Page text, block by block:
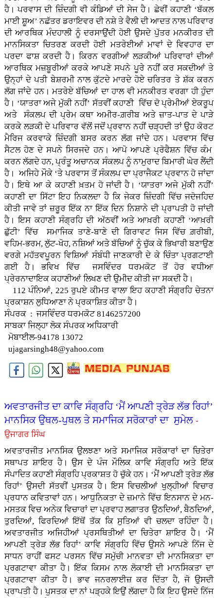
ਹੈ। ਪਰਵਾਸ ਦੀ ਜ਼ਿੰਦਗੀ ਵੀ ਕੰਡਿਆਂ ਦੀ ਸੇਜ ਹੈ। ਛੇਵੀਂ ਕਹਾਣੀ ‘ਬੱਕਲ
ਮਾਈ ਸ਼ੂਅ’ ਨਛੱਤਰ ਡਰਾਇਵਰ ਦੀ ਨਸ਼ੇ ਤੇ ਵੈਲੀ ਦੀ ਆਦਤ ਨਾਲ ਪਰਿਵਾਰ
ਦੀ ਆਰਥਿਕ ਮੰਦਹਾਲੀ ਨੂੰ ਦਰਸਾਉਂਦੀ ਹੋਈ ਉਸਦੇ ਪੁੱਤਰ ਮਨਕੀਰਤ ਦੀ
ਮਾਨਸਿਕਤਾ ਚਿਤਰਣ ਕਰਦੀ ਹੋਈ ਮਤਰੇਈਆਂ ਮਾਵਾਂ ਦੇ ਵਿਵਹਾਰ ਦਾ
ਪਰਦਾ ਫਾਸ਼ ਕਰਦੀ ਹੈ। ਕਿਰਨ ਵਰਗੀਆਂ ਲੜਕੀਆਂ ਪਰਿਵਾਰਾਂ ਦੀਆਂ
ਆਰਥਿਕ ਮਜ਼ਬੂਰੀਆਂ ਕਰਕੇ ਆਪਣੇ ਸਪਨੇ ਪੂਰੇ ਨਹੀਂ ਕਰ ਸਕਦੀਆਂ ਤੇ
ਉਨ੍ਹਾਂ ਦੇ ਪਤੀ ਬੇਸ਼ਰਮੀ ਨਾਲ ਕੁੱਟਦੇ ਮਾਰਦੇ ਹੋਏ ਚਰਿਤਰ ਤੇ ਸ਼ੱਕ ਕਰਨ
ਲੱਗ ਜਾਂਦੇ ਹਨ। ਮਤਰੇਏ ਬੱਚਿਆਂ ਦਾ ਹਾਲ ਵੀ ਮਨਕੀਰਤ ਵਰਗਾ ਹੀ ਹੁੰਦਾ
ਹੈ। ‘ਯਾਤਰਾ ਅਜੇ ਮੁੱਕੀ ਨਹੀਂ’ ਸੱਤਵੀਂ ਕਹਾਣੀ ਵਿੱਚ ਦੋ ਪ੍ਰੇਮੀਆਂ ਏਕਰੂਪ
ਅਤੇ ਸੰਕਲਪ ਦੀ ਪ੍ਰੇਮ ਕਥਾ ਅਮੀਰ-ਗ਼ਰੀਬ ਅਤੇ ਜ਼ਾਤ-ਪਾਤ ਦੇ ਪਾੜੇ
ਕਰਕੇ ਲੜਕੀ ਦੇ ਪਰਿਵਾਰ ਵੱਲੋਂ ਜਦੋਂ ਪ੍ਰਵਾਨ ਨਹੀਂ ਚੜ੍ਹਦੀ ਤਾਂ ਉਹ ਕੋਰਟ
ਮੈਰਿਜ ਕਰਵਾਕੇ ਜ਼ਿੰਦਗੀ ਬਸਰ ਕਰਨ ਲੱਗ ਜਾਂਦੇ ਹਨ। ਪਰਵਾਸ ਵਿੱਚ
ਸੈਟਲ ਹੋਣ ਦੇ ਸਪਨੇ ਸਿਰਜਦੇ ਹਨ। ਆਪੋ ਆਪਣੇ ਪ੍ਰੋਫੈਸ਼ਨ ਵਿੱਚ ਕੰਮ
ਕਰਨ ਲੱਗਦੇ ਹਨ, ਪ੍ਰੰਤੂ ਅਚਾਨਕ ਸੰਕਲਪ ਨੂੰ ਨਾਮੁਰਾਦ ਬਿਮਾਰੀ ਘੇਰ ਲੈਂਦੀ
ਹੈ। ਅਜਿਹੇ ਮੌਕੇ ‘ਤੇ ਪਰਵਾਸ ਤੋਂ ਸੰਕਲਪ ਦਾ ਪ੍ਰਾਜੈਕਟ ਪ੍ਰਵਾਨ ਹੋ ਜਾਂਦਾ
ਹੈ। ਇਥੇ ਆ ਕੇ ਕਹਾਣੀ ਖ਼ਤਮ ਹੋ ਜਾਂਦੀ ਹੈ। ‘ਯਾਤਰਾ ਅਜੇ ਮੁੱਕੀ ਨਹੀਂ’
ਕਹਾਣੀ ਦਾ ਸਿੱਟਾ ਇਹ ਨਿਕਲਦਾ ਹੈ ਕਿ ਜੇਕਰ ਜ਼ਿੰਦਗੀ ਵਿੱਚ ਜਦੋਜਹਿਦ
ਕੀਤੀ ਜਾਵੇ ਤਾਂ ਜ਼ਰੂਰ ਇੱਕ ਨਾ ਇੱਕ ਦਿਨ ਨਿਸ਼ਾਨੇ ਦੀ ਪ੍ਰਾਪਤੀ ਹੋ ਜਾਂਦੀ
ਹੈ। ਇਸ ਕਹਾਣੀ ਸੰਗ੍ਰਹਿ ਦੀ ਅੱਠਵੀਂ ਅਤੇ ਆਖ਼ਰੀ ਕਹਾਣੀ ‘ਆਖ਼ਰੀ
ਛੁੱਟੀ’ ਵਿੱਚ ਸਮਾਜਿਕ ਤਾਣੇ-ਬਾਣੇ ਦੀ ਗਿਰਾਵਟ ਜਿਸ ਵਿੱਚ ਗ਼ਰੀਬੀ,
ਵਹਿਮ-ਭਰਮ, ਲੁੱਟ-ਖੋਹ, ਨਸ਼ਿਆਂ ਅਤੇ ਬੱਚਿਆਂ ਨੂੰ ਚੁੱਕ ਕੇ ਭਿਖਾਰੀ ਬਣਾਉਣ
ਵਰਗੇ ਮਹੱਤਵਪੂਰਨ ਵਿਸ਼ਿਆਂ ਸੰਬੰਧੀ ਜਾਣਕਾਰੀ ਦੇ ਕੇ ਚਿੰਤਾ ਪ੍ਰਗਟਾਈ
ਗਈ ਹੈ। ਭਵਿਖ ਵਿੱਚ ਜਸਵਿੰਦਰ ਧਰਮਕੋਟ ਤੋਂ ਹੋਰ ਵਧੀਆ
ਪ੍ਰੇਰਨਾਦਾਇਕ ਕਹਾਣੀਆਂ ਲਿਖਣ ਦੀ ਉਮੀਦ ਕੀਤੀ ਜਾ ਸਕਦੀ ਹੈ।
112 ਪੰਨਿਆਂ, 225 ਰੁਪਏ ਕੀਮਤ ਵਾਲਾ ਇਹ ਕਹਾਣੀ ਸੰਗ੍ਰਹਿ ਚੇਤਨਾ
ਪ੍ਰਕਾਸ਼ਨ ਲੁਧਿਆਣਾ ਨੇ ਪ੍ਰਕਾਸ਼ਿਤ ਕੀਤਾ ਹੈ।
ਸੰਪਰਕ : ਜਸਵਿੰਦਰ ਧਰਮਕੋਟ 8146257200
ਸਾਬਕਾ ਜਿਲ੍ਹਾ ਲੋਕ ਸੰਪਰਕ ਅਧਿਕਾਰੀ
ਮੋਬਾਈਲ-94178 13072
ujagarsingh48@yahoo.com
ਅਵਤਾਰਜੀਤ ਦਾ ਕਾਵਿ ਸੰਗ੍ਰਹਿ ‘ਮੈਂ ਆਪਣੀ ਤ੍ਰੇੜ ਲੱਭ ਰਿਹਾਂ’
ਮਾਨਸਿਕ ਉਥਲ-ਪੁਥਲ ਤੇ ਸਮਾਜਿਕ ਸਰੋਕਾਰਾਂ ਦਾ ਸੁਮੇਲ -
ਉਜਾਗਰ ਸਿੰਘ
ਅਵਤਾਰਜੀਤ ਮਾਨਸਿਕ ਉਲਝਣਾ ਅਤੇ ਸਮਾਜਿਕ ਸਰੋਕਾਰਾਂ ਦਾ ਚਿਤੇਰਾ
ਸਥਾਪਤ ਸ਼ਾਇਰ ਹੈ। ਉਸ ਦੇ ਪੰਜ ਮੌਲਿਕ ਕਾਵਿ ਸੰਗ੍ਰਹਿ ਅਤੇ ਇੱਕ
ਸੰਪਾਦਿਤ ਕਹਾਣੀ ਸੰਗ੍ਰਹਿ ਪ੍ਰਕਾਸ਼ਤ ਹੋ ਚੁੱਕੇ ਹਨ। ‘ਮੈਂ ਆਪਣੀ ਤ੍ਰੇੜ ਲੱਭ
ਰਿਹਾਂ’ ਉਸਦੀ ਸੱਤਵੀਂ ਪੁਸਤਕ ਹੈ। ਇਸ ਵਿਚਲੀਆਂ ਖੁਲ੍ਹੀਆਂ ਵਿਚਾਰ
ਪ੍ਰਧਾਨ ਕਵਿਤਾਵਾਂ ਹਨ। ਆਧੁਨਿਕਤਾ ਦੇ ਜ਼ਮਾਨੇ ਵਿੱਚ ਇਨਸਾਨ ਦੇ ਮਨ-
ਮਸਤਕ ਵਿਚ ਅਨੇਕ ਵਿਚਾਰਾਂ ਦਾ ਪ੍ਰਵਾਹ ਲਗਾਤਰ ਉਠਦਿਆਂ, ਬੈਠਦਿਆਂ,
ਤੁਰਦਿਆਂ, ਫਿਰਦਿਆਂ ਇੱਥੋਂ ਤੱਕ ਕਿ ਸੁਤਿਆਂ ਵੀ ਚਲਦਾ ਰਹਿੰਦਾ ਹੈ।
ਅਵਤਾਰਜੀਤ ਅਜਿਹੀਆਂ ਪ੍ਰਸਥਿਤੀਆਂ ਦਾ ਚਿਤੇਰਾ ਸ਼ਾਇਰ ਹੈ। ‘ਮੈਂ
ਆਪਣੀ ਤ੍ਰੇੜ ਲੱਭ ਰਿਹਾਂ’ ਕਾਵਿ ਸੰਗ੍ਰਹਿ ਵਿੱਚ ਉਸਨੇ ਆਪਣੇ ਨਿੱਜ ਦੇ
ਸਾਧਨ ਰਾਹੀਂ ਫਸਟ ਪਰਸਨ ਵਿੱਚ ਸਮੁੱਚੀ ਮਾਨਵਤਾ ਦੀ ਮਾਨਸਿਕਤਾ ਦਾ
ਪ੍ਰਗਟਾਵਾ ਕੀਤਾ ਹੈ। ਇੱਕ ਕਿਸਮ ਨਾਲ ਲੋਕਾਈ ਦੀ ਮਾਨਸਿਕਤਾ ਦਾ
ਪ੍ਰਗਟਾਵਾ ਕੀਤਾ ਹੈ। ਭਾਵ ਜਨਰਲਾਈਜ਼ ਕਰ ਦਿੱਤਾ ਹੈ, ਜੋ ਉਸਦੀ
ਪ੍ਰਾਪਤੀ ਹੈ। ਪੁਸਤਕ ਦਾ ਨਾਂ ਪੜ੍ਹਕੇ ਇਉਂ ਲੱਗਦਾ ਹੈ ਕਿ ਇਹ ਉਸਦੇ ਨਿੱਜ